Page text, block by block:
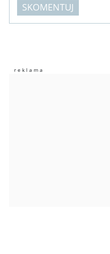
SKOMENTUJ
Imię (Wymagane)